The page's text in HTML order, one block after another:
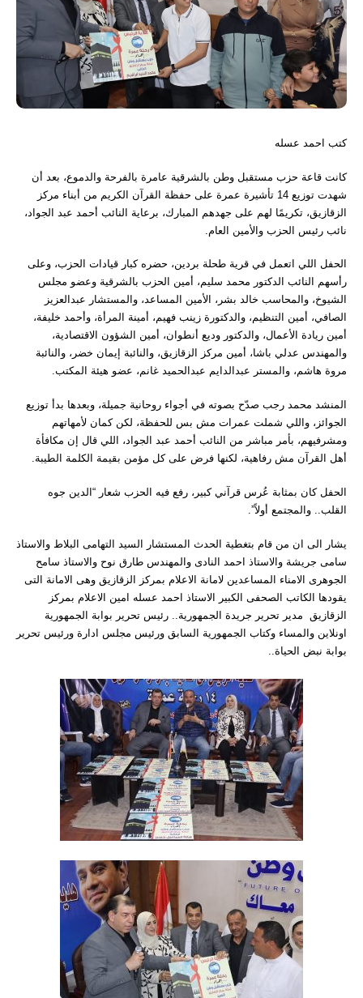
كتب احمد عسله
كانت قاعة حزب مستقبل وطن بالشرقية عامرة بالفرحة والدموع، بعد أن
شهدت توزيع 14 تأشيرة عمرة على حفظة القرآن الكريم من أبناء مركز
الزقازيق، تكريمًا لهم على جهدهم المبارك، برعاية النائب أحمد عبد الجواد،
نائب رئيس الحزب والأمين العام.
الحفل اللي اتعمل في قرية طحلة بردين، حضره كبار قيادات الحزب، وعلى
رأسهم النائب الدكتور محمد سليم، أمين الحزب بالشرقية وعضو مجلس
الشيوخ، والمحاسب خالد بشر، الأمين المساعد، والمستشار عبدالعزيز
الصافي، أمين التنظيم، والدكتورة زينب فهيم، أمينة المرأة، وأحمد خليفة،
أمين ريادة الأعمال، والدكتور وديع أنطوان، أمين الشؤون الاقتصادية،
والمهندس عدلي باشا، أمين مركز الزقازيق، والنائبة إيمان خضر، والنائبة
مروة هاشم، والمستر عبدالدايم عبدالحميد غانم، عضو هيئة المكتب.
المنشد محمد رجب صدّح بصوته في أجواء روحانية جميلة، وبعدها بدأ توزيع
الجوائز، واللي شملت عمرات مش بس للحفظة، لكن كمان لأمهاتهم
ومشرفيهم، بأمر مباشر من النائب أحمد عبد الجواد، اللي قال إن مكافأة
أهل القرآن مش رفاهية، لكنها فرض على كل مؤمن بقيمة الكلمة الطيبة.
الحفل كان بمثابة عُرس قرآني كبير، رفع فيه الحزب شعار “الدين جوه
القلب.. والمجتمع أولاً”.
يشار الى ان من قام بتغطية الحدث المستشار السيد التهامى البلاط والاستاذ
سامى جريشة والاستاذ احمد النادى والمهندس طارق نوح والاستاذ سامح
الجوهرى الامناء المساعدين لامانة الاعلام بمركز الزقازيق وهى الامانة التى
يقودها الكاتب الصحفى الكبير الاستاذ احمد عسله امين الاعلام بمركز
الزقازيق مدير تحرير جريدة الجمهورية.. رئيس تحرير بوابة الجمهورية
اونلاين والمساء وكتاب الجمهورية السابق ورئيس مجلس ادارة ورئيس تحرير
بوابة نبض الحياة..